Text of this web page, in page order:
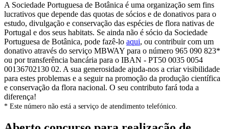
A Sociedade Portuguesa de Botânica é uma organização sem fins
lucrativos que depende das quotas de sócios e de donativos para o
estudo, divulgação e conservação das espécies de flora nativas de
Portugal e dos seus habitats. Se ainda não é sócio da Sociedade
Portuguesa de Botânica, pode fazê-lo aqui, ou contribuir com um
donativo através do serviço MBWAY para o número 965 090 823*
ou por transferência bancária para o IBAN - PT50 0035 0054
00136702130 02. A sua generosidade ajuda-nos a criar visibilidade
para estes problemas e a seguir na promoção da produção científica
e conservação da flora nacional. O seu contributo fará toda a
diferença!
* Este número não está a serviço de atendimento telefónico.